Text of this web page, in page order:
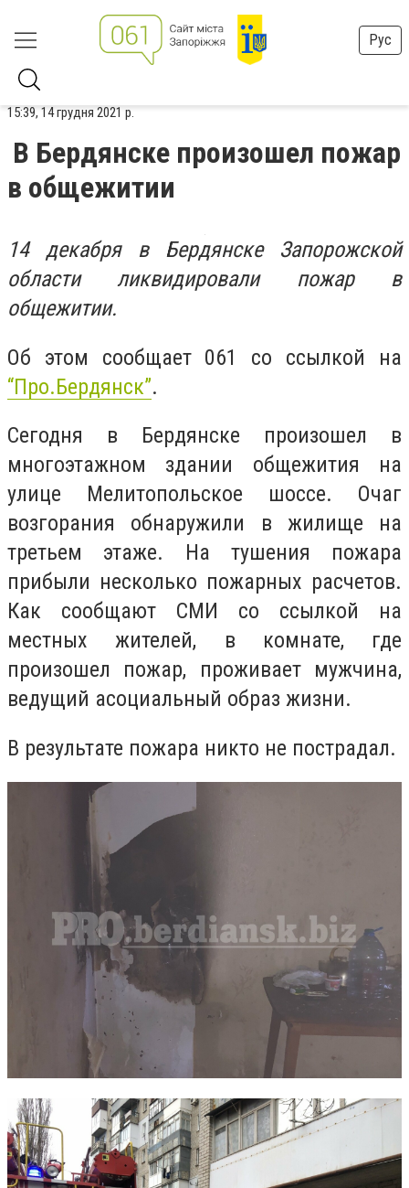
Рус
15:39, 14 грудня 2021 р.
В Бердянске произошел пожар
в общежитии
14 декабря в Бердянске Запорожской
области ликвидировали пожар в
общежитии.
Об этом сообщает 061 со ссылкой на
“Про.Бердянск”.
Сегодня в Бердянске произошел в
многоэтажном здании общежития на
улице Мелитопольское шоссе. Очаг
возгорания обнаружили в жилище на
третьем этаже. На тушения пожара
прибыли несколько пожарных расчетов.
Как сообщают СМИ со ссылкой на
местных жителей, в комнате, где
произошел пожар, проживает мужчина,
ведущий асоциальный образ жизни.
В результате пожара никто не пострадал.